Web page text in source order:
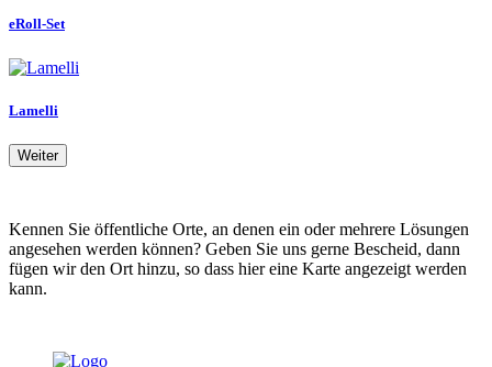
eRoll-Set
Lamelli
Weiter
Kennen Sie öffentliche Orte, an denen ein oder mehrere Lösungen
angesehen werden können? Geben Sie uns gerne Bescheid, dann
fügen wir den Ort hinzu, so dass hier eine Karte angezeigt werden
kann.